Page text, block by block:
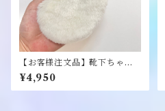
【お客様注文品】靴下ちゃん
ぬいぐるみ（ホワイト）《風
子》
¥4,950